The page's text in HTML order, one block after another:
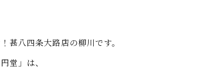
甚八四条大路店の柳川です。
堂」は、